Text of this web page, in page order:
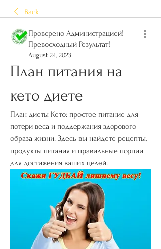
Back
Проверено Администрацией!
Превосходный Результат!
August 24, 2023
План питания на
кето диете
План диеты Кето: простое питание для
потери веса и поддержания здорового
образа жизни. Здесь вы найдете рецепты,
продукты питания и правильные порции
для достижения ваших целей.